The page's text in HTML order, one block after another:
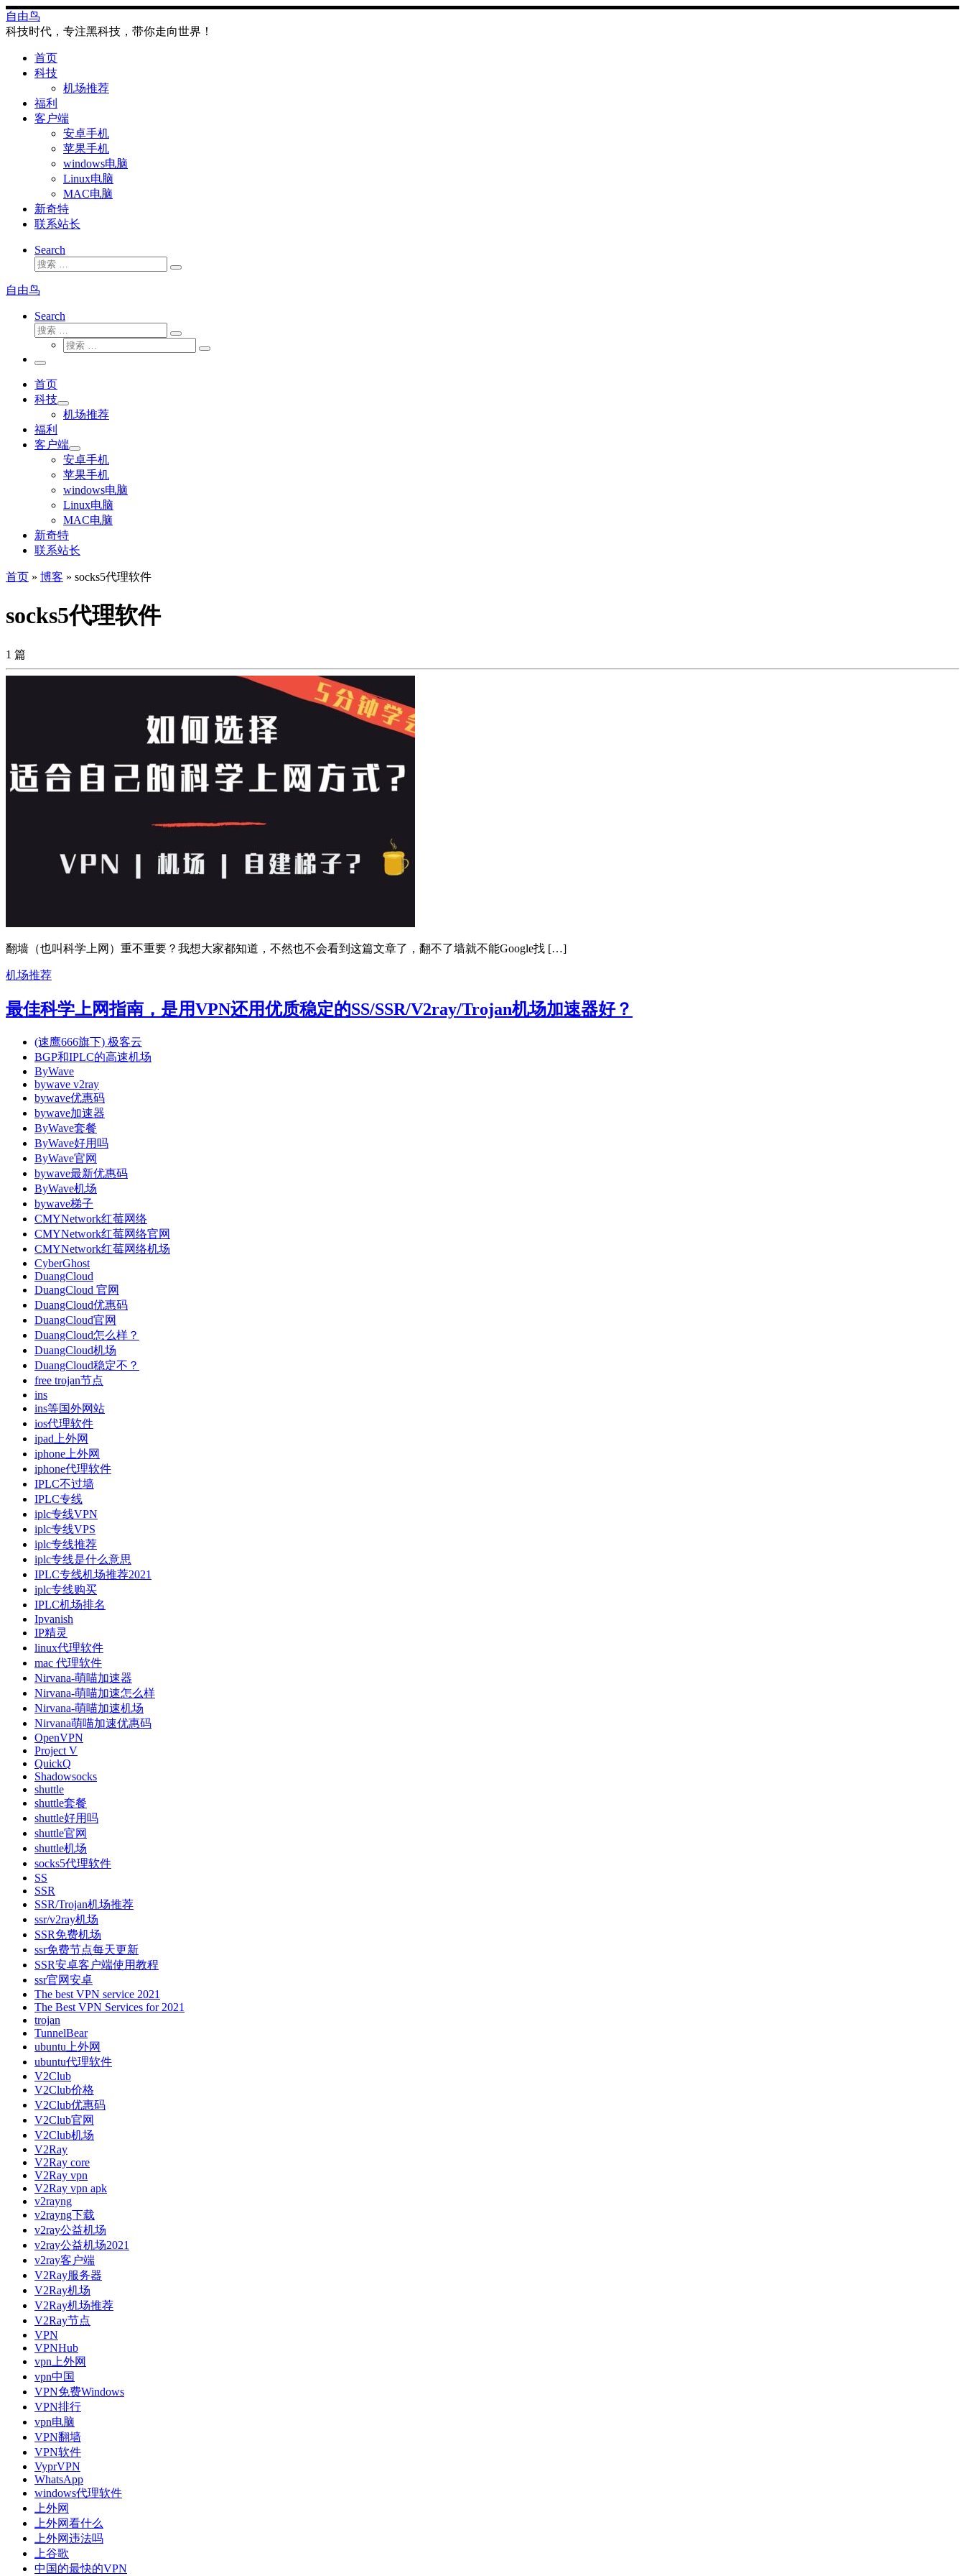
Skip
to
content
自由鸟
科技时代，专注黑科技，带你走向世界！
首页
科技
机场推荐
福利
客户端
安卓手机
苹果手机
windows电脑
Linux电脑
MAC电脑
新奇特
联系站长
Search
搜
搜
自由鸟
Search
搜
搜
索
搜
搜
主
菜
单
首页
科技
机场推荐
福利
客户端
安卓手机
苹果手机
windows电脑
Linux电脑
MAC电脑
新奇特
联系站长
首页 » 博客 » socks5代理软件
socks5代理软件
1 篇
翻墙（也叫科学上网）重不重要？我想大家都知道，不然也不会看到这篇文章了，翻不了墙就不能Google找 […]
机场推荐
最佳科学上网指南，是用VPN还用优质稳定的SS/SSR/V2ray/Trojan机场加速器好？
(速鹰666旗下) 极客云
BGP和IPLC的高速机场
ByWave
bywave v2ray
bywave优惠码
bywave加速器
ByWave套餐
ByWave好用吗
ByWave官网
bywave最新优惠码
ByWave机场
bywave梯子
CMYNetwork红莓网络
CMYNetwork红莓网络官网
CMYNetwork红莓网络机场
CyberGhost
DuangCloud
DuangCloud 官网
DuangCloud优惠码
DuangCloud官网
DuangCloud怎么样？
DuangCloud机场
DuangCloud稳定不？
free trojan节点
ins
ins等国外网站
ios代理软件
ipad上外网
iphone上外网
iphone代理软件
IPLC不过墙
IPLC专线
iplc专线VPN
iplc专线VPS
iplc专线推荐
iplc专线是什么意思
IPLC专线机场推荐2021
iplc专线购买
IPLC机场排名
Ipvanish
IP精灵
linux代理软件
mac 代理软件
Nirvana-萌喵加速器
Nirvana-萌喵加速怎么样
Nirvana-萌喵加速机场
Nirvana萌喵加速优惠码
OpenVPN
Project V
QuickQ
Shadowsocks
shuttle
shuttle套餐
shuttle好用吗
shuttle官网
shuttle机场
socks5代理软件
SS
SSR
SSR/Trojan机场推荐
ssr/v2ray机场
SSR免费机场
ssr免费节点每天更新
SSR安卓客户端使用教程
ssr官网安卓
The best VPN service 2021
The Best VPN Services for 2021
trojan
TunnelBear
ubuntu上外网
ubuntu代理软件
V2Club
V2Club价格
V2Club优惠码
V2Club官网
V2Club机场
V2Ray
V2Ray core
V2Ray vpn
V2Ray vpn apk
v2rayng
v2rayng下载
v2ray公益机场
v2ray公益机场2021
v2ray客户端
V2Ray服务器
V2Ray机场
V2Ray机场推荐
V2Ray节点
VPN
VPNHub
vpn上外网
vpn中国
VPN免费Windows
VPN排行
vpn电脑
VPN翻墙
VPN软件
VyprVPN
WhatsApp
windows代理软件
上外网
上外网看什么
上外网违法吗
上谷歌
中国的最快的VPN